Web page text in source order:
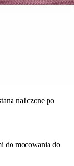
naliczone po
do mocowania do